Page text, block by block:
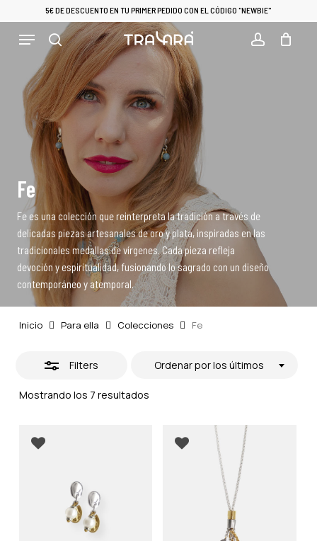
to
main
5€ DE DESCUENTO EN TU PRIMER PEDIDO CON EL CÓDIGO "NEWBIE"
search
Menu Cart CLOSE
CART
Fe
Fe es una colección que reinterpreta la tradición a través de
delicadas piezas artesanales de oro y plata, inspiradas en las
tradicionales medallas de vírgenes. Cada pieza refleja
devoción y espiritualidad, fusionando lo sagrado con un diseño
contemporáneo y atemporal.
Inicio Para ella Colecciones Fe
Filters
Mostrando los 7 resultadosOrdenado
Ordenar por los últimos
Close
Filters